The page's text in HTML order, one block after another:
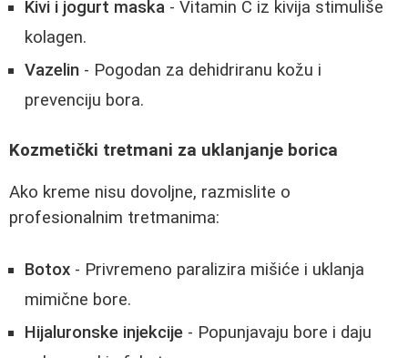
Kivi i jogurt maska - Vitamin C iz kivija stimuliše
kolagen.
Vazelin - Pogodan za dehidriranu kožu i
prevenciju bora.
Kozmetički tretmani za uklanjanje borica
Ako kreme nisu dovoljne, razmislite o
profesionalnim tretmanima:
Botox - Privremeno paralizira mišiće i uklanja
mimične bore.
Hijaluronske injekcije - Popunjavaju bore i daju